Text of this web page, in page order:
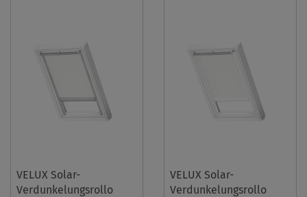
VELUX Solar-
Verdunkelungsrollo
VELUX Solar-
Verdunkelungsrollo